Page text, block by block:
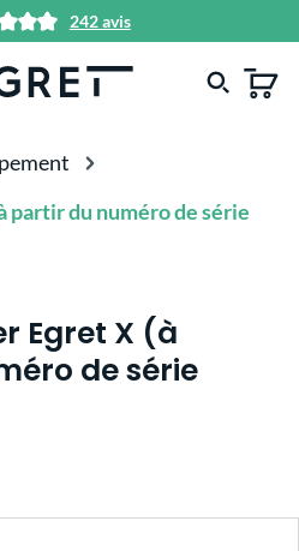
242 avis
partir du numéro de série
Egret X (à
de série